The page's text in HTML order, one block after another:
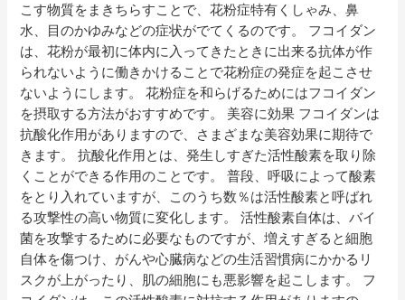
こす物質をまきちらすことで、花粉症特有くしゃみ、鼻
水、目のかゆみなどの症状がでてくるのです。 フコイダン
は、花粉が最初に体内に入ってきたときに出来る抗体が作
られないように働きかけることで花粉症の発症を起こさせ
ないようにします。 花粉症を和らげるためにはフコイダン
を摂取する方法がおすすめです。 美容に効果 フコイダンは
抗酸化作用がありますので、さまざまな美容効果に期待で
きます。 抗酸化作用とは、発生しすぎた活性酸素を取り除
くことができる作用のことです。 普段、呼吸によって酸素
をとり入れていますが、このうち数％は活性酸素と呼ばれ
る攻撃性の高い物質に変化します。 活性酸素自体は、バイ
菌を攻撃するために必要なものですが、増えすぎると細胞
自体を傷つけ、がんや心臓病などの生活習慣病にかかるリ
スクが上がったり、肌の細胞にも悪影響を起こします。 フ